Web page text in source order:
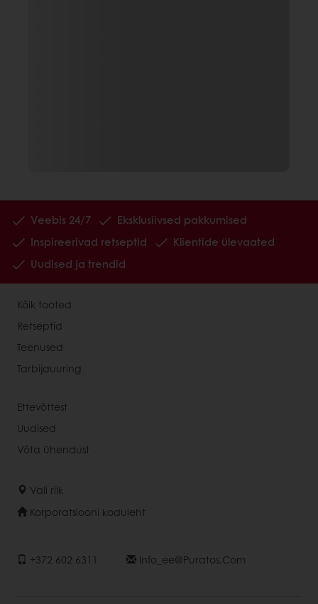
Veebis 24/7
Eksklusiivsed pakkumised
Inspireerivad retseptid
Klientide ülevaated
Uudised ja trendid
Kõik tooted
Retseptid
Teenused
Tarbijauuring
Ettevõttest
Uudised
Võta ühendust
Vali riik
Korporatsiooni koduleht
+372 602 6311 Info_ee@puratos.com